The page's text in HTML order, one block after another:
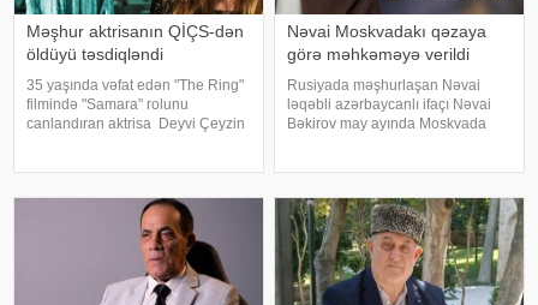
Məşhur aktrisanın QİÇS-dən
öldüyü təsdiqləndi
35 yaşında vəfat edən "The Ring"
filmində "Samara" rolunu
canlandıran aktrisa Deyvi Çeyzin
İdarəsini
Nəvai Moskvadakı qəzaya
görə məhkəməyə verildi
Rusiyada məşhurlaşan Nəvai
ləqəbli azərbaycanlı ifaçı Nəvai
Bəkirov may ayında Moskvada
görə məhkəməyə verilib. Bu
barədə TASS məlumat yayıb